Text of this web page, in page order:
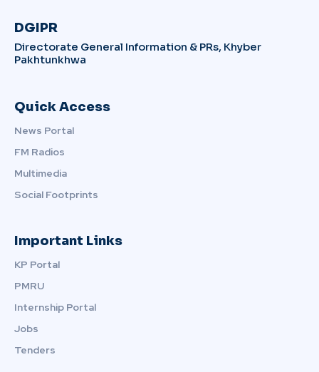
DGIPR
Directorate General Information & PRs, Khyber
Pakhtunkhwa
Quick Access
News Portal
FM Radios
Multimedia
Social Footprints
Important Links
KP Portal
PMRU
Internship Portal
Jobs
Tenders